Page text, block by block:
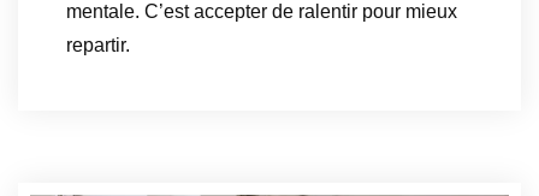
mentale. C’est accepter de ralentir pour mieux
repartir.